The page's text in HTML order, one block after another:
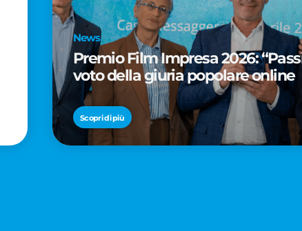
News
Premio Film Impresa 2026:
voto della giuria popolare online
Scopri di più